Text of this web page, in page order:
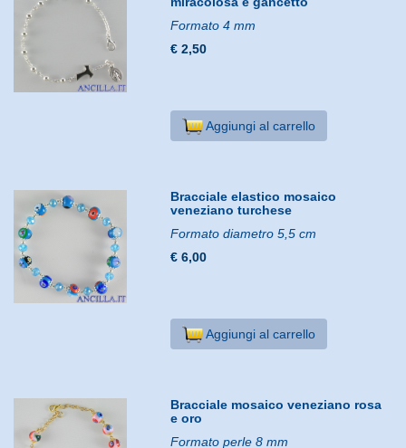
Formato 4 mm
€ 2,50
Aggiungi al carrello
Bracciale elastico mosaico
veneziano turchese
Formato diametro 5,5 cm
€ 6,00
Aggiungi al carrello
Bracciale mosaico veneziano rosa
e oro
Formato perle 8 mm